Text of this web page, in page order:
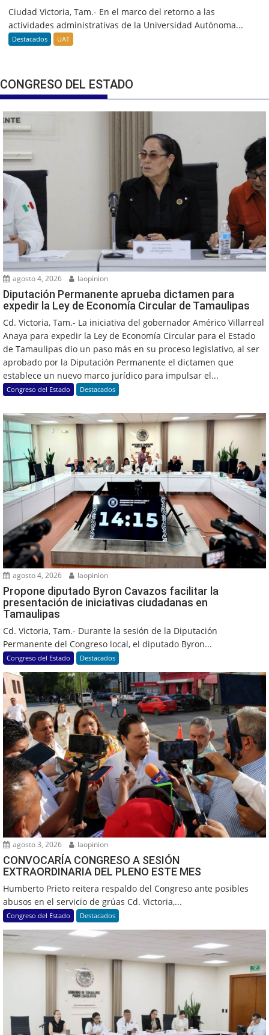
Ciudad Victoria, Tam.- En el marco del retorno a las
actividades administrativas de la Universidad Autónoma...
Destacados UAT
CONGRESO DEL ESTADO
agosto 4, 2026 laopinion
Diputación Permanente aprueba dictamen para
expedir la Ley de Economía Circular de Tamaulipas
Cd. Victoria, Tam.- La iniciativa del gobernador Américo Villarreal
Anaya para expedir la Ley de Economía Circular para el Estado
de Tamaulipas dio un paso más en su proceso legislativo, al ser
aprobado por la Diputación Permanente el dictamen que
establece un nuevo marco jurídico para impulsar el...
Congreso del Estado Destacados
agosto 4, 2026 laopinion
Propone diputado Byron Cavazos facilitar la
presentación de iniciativas ciudadanas en
Tamaulipas
Cd. Victoria, Tam.- Durante la sesión de la Diputación
Permanente del Congreso local, el diputado Byron...
Congreso del Estado Destacados
agosto 3, 2026 laopinion
CONVOCARÍA CONGRESO A SESIÓN
EXTRAORDINARIA DEL PLENO ESTE MES
Humberto Prieto reitera respaldo del Congreso ante posibles
abusos en el servicio de grúas Cd. Victoria,...
Congreso del Estado Destacados